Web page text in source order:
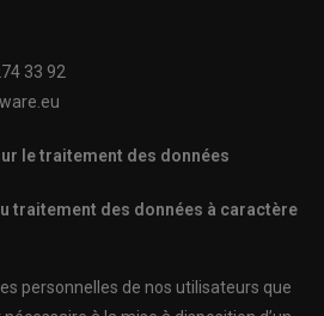
33 92
le traitement des données
traitement des données à caractère
personnelles de nos utilisateurs que